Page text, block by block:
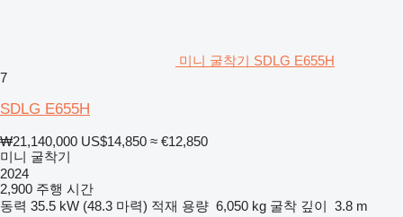
미니 굴착기 SDLG E655H
7
SDLG E655H
₩21,140,000 US$14,850 ≈ €12,850
미니 굴착기
2024
2,900 주행 시간
동력 35.5 kW (48.3 마력) 적재 용량 6,050 kg 굴착 깊이 3.8 m